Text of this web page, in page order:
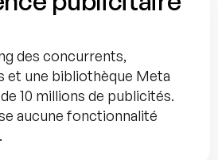
des concurrents,
et une bibliothèque Meta
10 millions de publicités.
aucune fonctionnalité